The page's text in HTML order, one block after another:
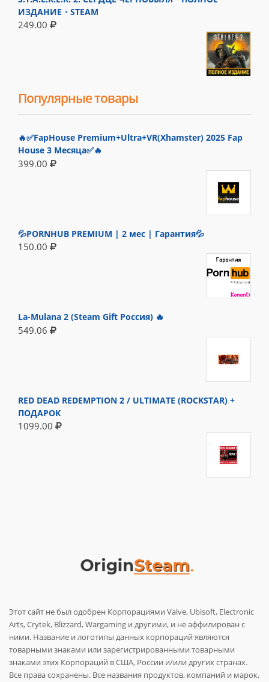
ИЗДАНИЕ・STEAM
249.00
Популярные товары
🔥✅FapHouse Premium+Ultra+VR(Xhamster) 2025 Fap
House 3 Месяца✅🔥
399.00
💦PORNHUB PREMIUM | 2 мес | Гарантия💦
150.00
La-Mulana 2 (Steam Gift Россия) 🔥
549.06
RED DEAD REDEMPTION 2 / ULTIMATE (ROCKSTAR) +
ПОДАРОК
1099.00
Этот сайт не был одобрен Корпорациями Valve, Ubisoft, Electronic
Arts, Crytek, Blizzard, Wargaming и другими, и не аффилирован с
ними. Название и логотипы данных корпораций являются
товарными знаками или зарегистрированными товарными
знаками этих Корпораций в США, России и/или других странах.
Все права сохранены. Все названия продуктов, компаний и марок,